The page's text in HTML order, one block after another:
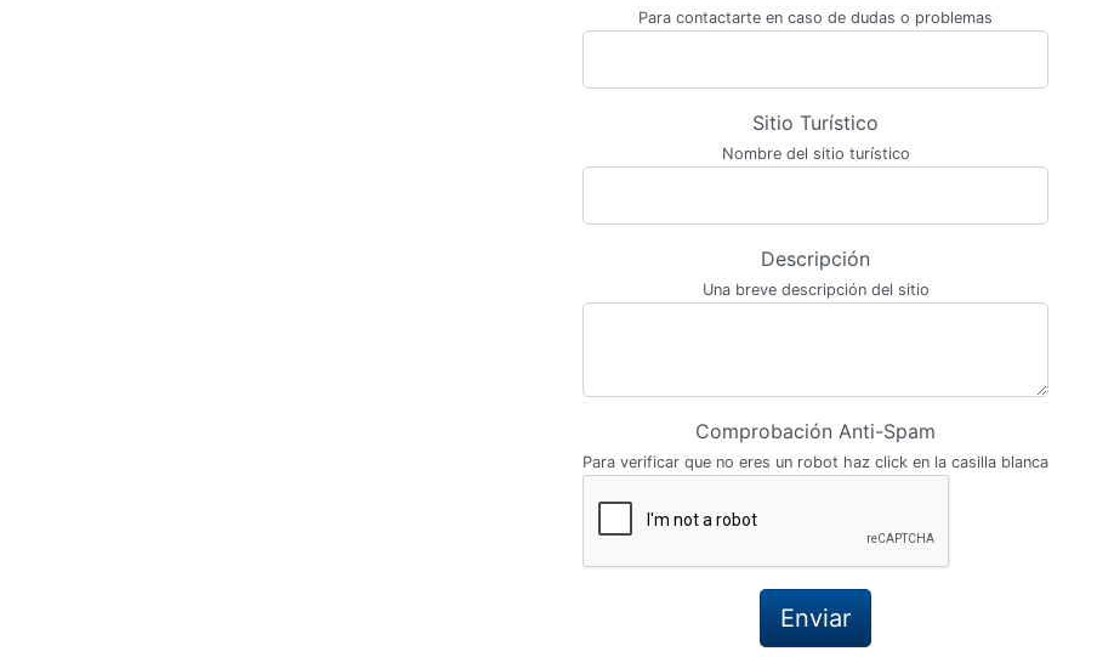
Para contactarte en caso de dudas o problemas
Sitio Turístico
Nombre del sitio turístico
Descripción
Una breve descripción del sitio
Comprobación Anti-Spam
Para verificar que no eres un robot haz click en la casilla blanca